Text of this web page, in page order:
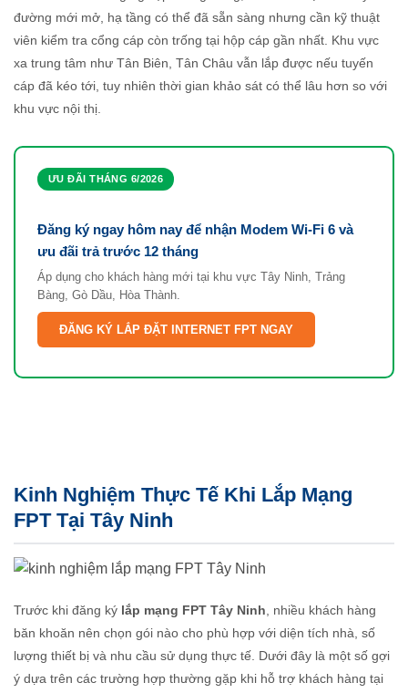
đường mới mở, hạ tầng có thể đã sẵn sàng nhưng cần kỹ thuật
viên kiểm tra cổng cáp còn trống tại hộp cáp gần nhất. Khu vực
xa trung tâm như Tân Biên, Tân Châu vẫn lắp được nếu tuyến
cáp đã kéo tới, tuy nhiên thời gian khảo sát có thể lâu hơn so với
khu vực nội thị.
ƯU ĐÃI THÁNG 6/2026
Đăng ký ngay hôm nay để nhận Modem Wi-Fi 6 và
ưu đãi trả trước 12 tháng
Áp dụng cho khách hàng mới tại khu vực Tây Ninh, Trảng
Bàng, Gò Dầu, Hòa Thành.
ĐĂNG KÝ LẮP ĐẶT INTERNET FPT NGAY
Kinh Nghiệm Thực Tế Khi Lắp Mạng
FPT Tại Tây Ninh
Trước khi đăng ký lắp mạng FPT Tây Ninh , nhiều khách hàng
băn khoăn nên chọn gói nào cho phù hợp với diện tích nhà, số
lượng thiết bị và nhu cầu sử dụng thực tế. Dưới đây là một số gợi
ý dựa trên các trường hợp thường gặp khi hỗ trợ khách hàng tại